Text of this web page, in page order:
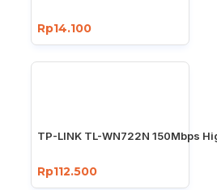
Rp14.100
TP-LINK TL-WN722N 150Mbps
Rp112.500